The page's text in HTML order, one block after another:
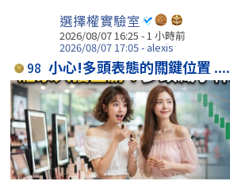
選擇權實驗室
2026/08/07 16:25 -1 小時前
2026/08/07 17:05 - alexis
98 小心!多頭表態的關鍵位置 ....